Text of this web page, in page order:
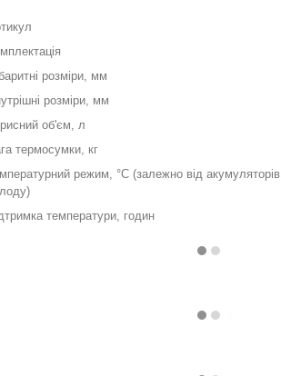
розміри, мм
розміри, мм
об'єм, л
термосумки, кг
режим, °С (залежно від акумуляторів
температури, годин